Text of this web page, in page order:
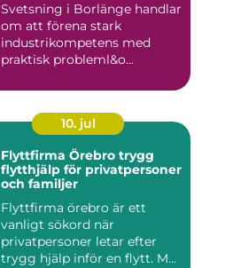
Svetsning i Borlänge handlar
om att förena stark
industrikompetens med
praktisk probleml&o...
10. jul
Flyttfirma Örebro trygg
flytthjälp för privatpersoner
och familjer
Flyttfirma örebro är ett
vanligt sökord när
privatpersoner letar efter
trygg hjälp inför en flytt. M...